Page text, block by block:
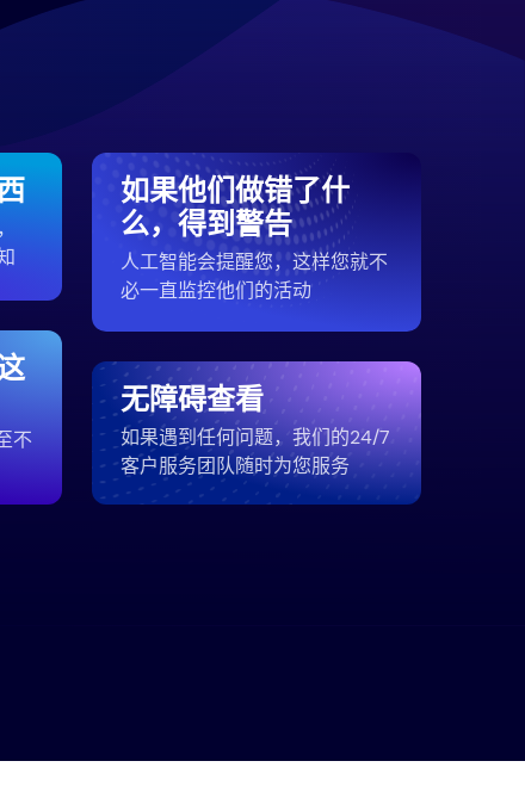
不
如果他们做错了什
么，得到警告
人工智能会提醒您，这样您就不
必一直监控他们的活动
无障碍查看
如果遇到任何问题，我们的24/7
客户服务团队随时为您服务